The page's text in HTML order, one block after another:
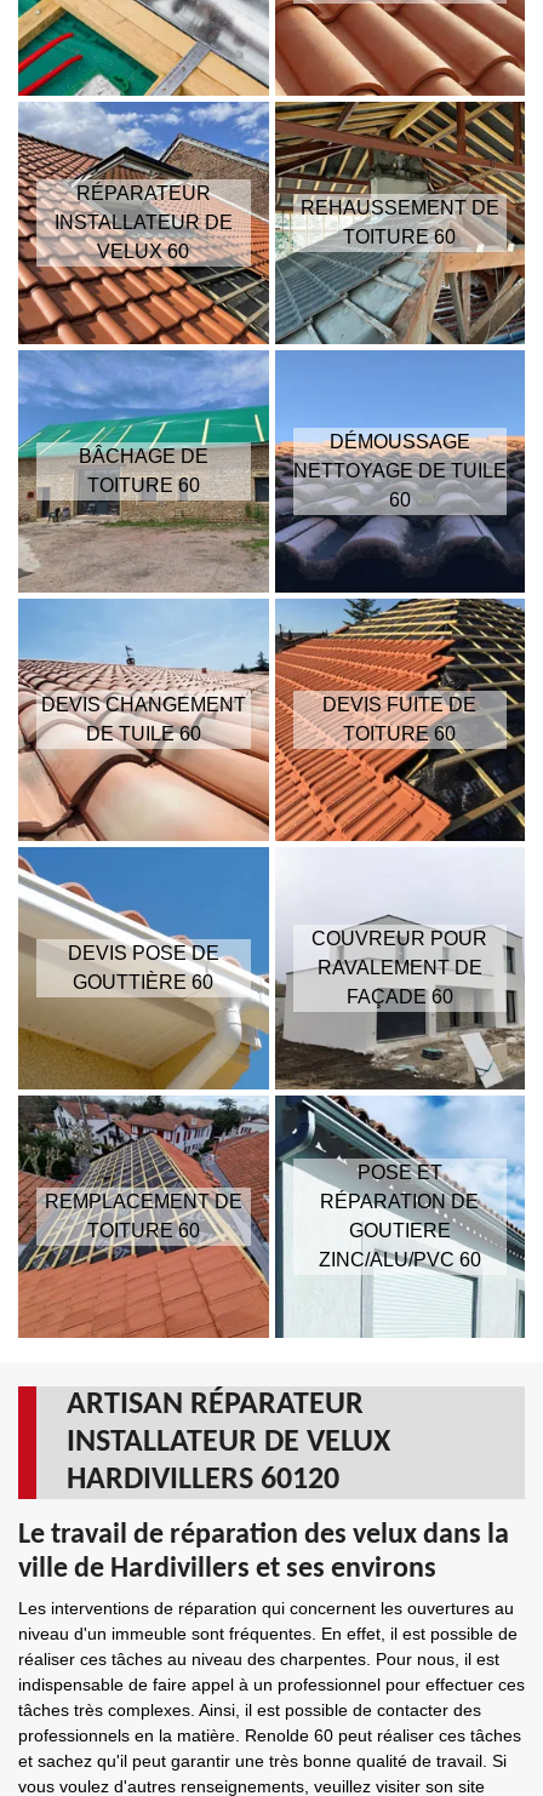
RÉPARATEUR
INSTALLATEUR DE
VELUX 60
REHAUSSEMENT DE
TOITURE 60
BÂCHAGE DE
TOITURE 60
DÉMOUSSAGE
NETTOYAGE DE TUILE
60
DEVIS CHANGEMENT
DE TUILE 60
DEVIS FUITE DE
TOITURE 60
DEVIS POSE DE
GOUTTIÈRE 60
COUVREUR POUR
RAVALEMENT DE
FAÇADE 60
REMPLACEMENT DE
TOITURE 60
POSE ET
RÉPARATION DE
GOUTIERE
ZINC/ALU/PVC 60
ARTISAN RÉPARATEUR
INSTALLATEUR DE VELUX
HARDIVILLERS 60120
Le travail de réparation des velux dans la
ville de Hardivillers et ses environs
Les interventions de réparation qui concernent les ouvertures au
niveau d'un immeuble sont fréquentes. En effet, il est possible de
réaliser ces tâches au niveau des charpentes. Pour nous, il est
indispensable de faire appel à un professionnel pour effectuer ces
tâches très complexes. Ainsi, il est possible de contacter des
professionnels en la matière. Renolde 60 peut réaliser ces tâches
et sachez qu'il peut garantir une très bonne qualité de travail. Si
vous voulez d'autres renseignements, veuillez visiter son site